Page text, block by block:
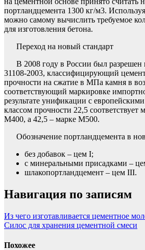
портландцемента 1300 кг/м3. Используя
можно самому вычислить требуемое
для изготовления бетона.
Переход на новый стандарт
В 2008 году в России был
31108-2003, классифицирующий
прочности на сжатие в МПа камня в
соответствующий маркировке
результате унификации с
классом прочности 22,5
М400, а 42,5 – марке М500.
Обозначение портландцемента в
без добавок – цем I;
с минеральными присадками –
шлакопортландцемент – цем III.
Навигация по записям
Из чего изготавливается цементное
Силос для хранения цементной смеси
Похожее